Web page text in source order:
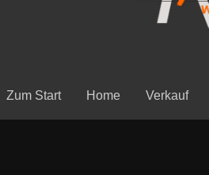
Zum Start Home Verkauf